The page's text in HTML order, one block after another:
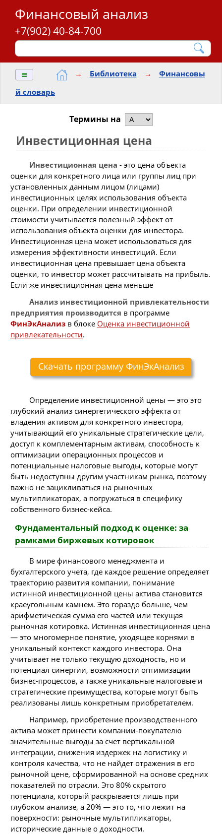
Финансовый анализ
+7(902) 40-84-700
≡ → Библиотека →
Финансовы
й словарь
Термины на
Инвестиционная цена
Инвестиционная цена - это цена объекта
оценки для конкретного лица или группы лиц при
установленных данным лицом (лицами)
инвестиционных целях использования объекта
оценки. При определении инвестиционной
стоимости учитывается полезный эффект от
использования объекта оценки для инвестора.
Инвестиционная цена может использоваться для
измерения эффективности инвестиций. Если
инвестиционная цена превышает цена объекта
оценки, то инвестор может рассчитывать на прибыль.
Если же инвестиционная цена меньше
Анализ инвестиционной привлекательности
предприятия производится в программе
ФинЭкАнализ в блоке Оценка инвестиционной
привлекательности.
Скачать программу ФинЭкАнализ
Определение инвестиционной цены — это это
глубокий анализ синергетического эффекта от
владения активом для конкретного инвестора,
учитывающий его уникальные стратегические цели,
доступ к комплементарным активам, способность к
оптимизации операционных процессов и
потенциальные налоговые выгоды, которые могут
быть недоступны другим участникам рынка, поэтому
важно не зацикливаться на рыночных
мультипликаторах, а погружаться в специфику
собственного бизнес-кейса.
Фундаментальный подход к оценке: за
рамками биржевых котировок
В мире финансового менеджмента и
бухгалтерского учета, где каждое решение определяет
траекторию развития компании, понимание
истинной инвестиционной цены актива становится
краеугольным камнем. Это гораздо больше, чем
арифметическая сумма его частей или текущая
рыночная котировка. Истинная инвестиционная цена
— это многомерное понятие, уходящее корнями в
уникальный контекст каждого инвестора. Она
учитывает не только текущую доходность, но и
потенциал синергии, возможности оптимизации
бизнес-процессов, а также уникальные налоговые и
стратегические преимущества, которые могут быть
реализованы лишь конкретным приобретателем.
Например, приобретение производственного
актива может принести компании-покупателю
значительные выгоды за счет вертикальной
интеграции, снижения издержек на логистику и
контроля качества, что не найдет отражения в его
рыночной цене, сформированной на основе средних
показателей по отрасли. Это 80% скрытого
потенциала, который раскрывается лишь при
глубоком анализе, а 20% — это то, что лежит на
поверхности: рыночные мультипликаторы,
исторические данные о доходности.